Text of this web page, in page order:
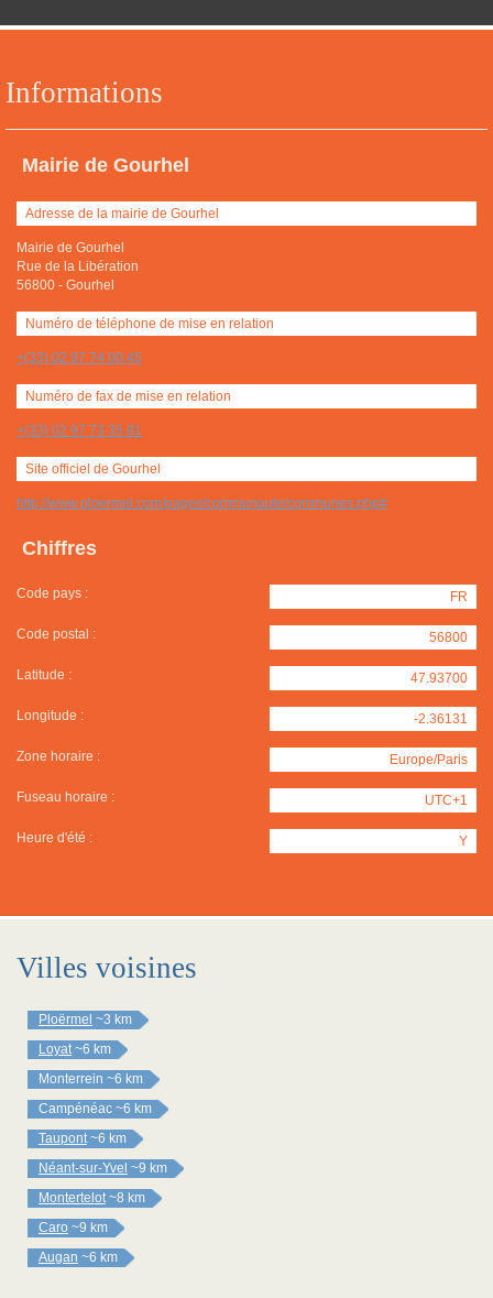
Informations
Mairie de Gourhel
Adresse de la mairie de Gourhel
Mairie de Gourhel
Rue de la Libération
56800 - Gourhel
Numéro de téléphone de mise en relation
+(33) 02 97 74 00 45
Numéro de fax de mise en relation
+(33) 02 97 73 35 81
Site officiel de Gourhel
http://www.ploermel.com/pages/communaute/communes.php#
Chiffres
Code pays : FR
Code postal : 56800
Latitude : 47.93700
Longitude : -2.36131
Zone horaire : Europe/Paris
Fuseau horaire : UTC+1
Heure d'été : Y
Villes voisines
Ploërmel ~3 km
Loyat ~6 km
Monterrein ~6 km
Campénéac ~6 km
Taupont ~6 km
Néant-sur-Yvel ~9 km
Montertelot ~8 km
Caro ~9 km
Augan ~6 km